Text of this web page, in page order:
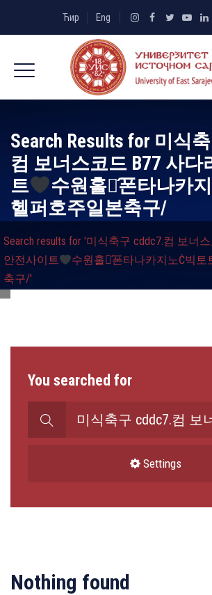
Ћир Eng
Search Results for 미식
컴 보너스코드 B77 사다
트
수원홀덤́폰타나카
헬퍼호주일본축구/
Search results for '미식축구 cddc7.컴 보너
안전사이트
수원홀덤́폰타나카지노Ċ빅
축구/'
You searched for
Settings
Nothing found